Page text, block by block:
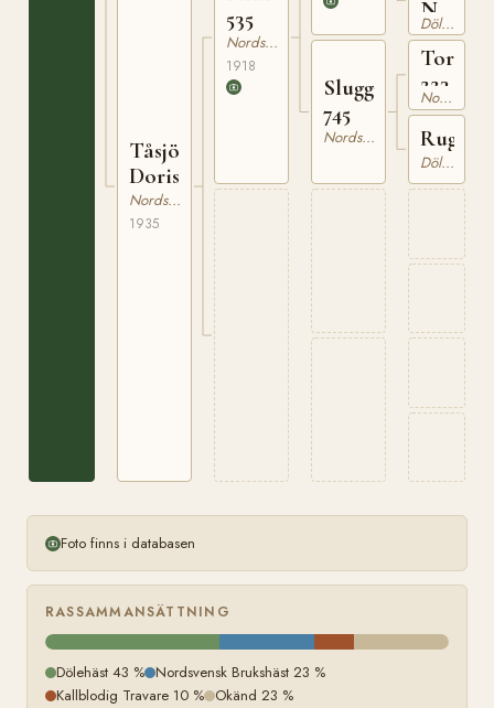
Tåsjö
Doris
Nordsvensk Brukshäst
1935
535
Nordsvensk Brukshäst
1918
Slugga
745
Nordsvensk Brukshäst
N
464
Dölehäst
Tor
223
Nordsvensk Brukshäst
Rugga
Dölehäst
Foto finns i databasen
RASSAMMANSÄTTNING
Dölehäst 43 % Nordsvensk Brukshäst 23 %
Kallblodig Travare 10 % Okänd 23 %